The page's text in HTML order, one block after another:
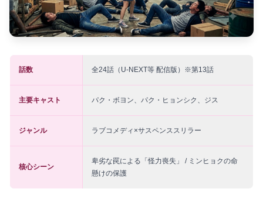
話数 全24話（U-NEXT等 配信版）※第13話
主要キャスト パク・ボヨン、パク・ヒョンシク、ジス
ジャンル ラブコメディ×サスペンススリラー
核心シーン
卑劣な罠による「怪力喪失」 / ミンヒョクの命
懸けの保護